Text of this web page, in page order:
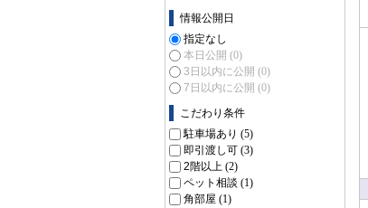
情報公開日
指定なし
本日公開 (0)
3日以内に公開 (0)
7日以内に公開 (0)
こだわり条件
駐車場あり (5)
即引渡し可 (3)
2階以上 (2)
ペット相談 (1)
角部屋 (1)